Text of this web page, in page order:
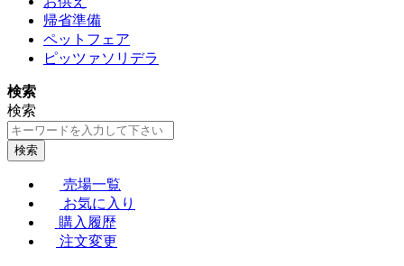
帰省準備
ペットフェア
ピッツァソリデラ
検索
検索
検索
売場一覧
お気に入り
購入履歴
注文変更